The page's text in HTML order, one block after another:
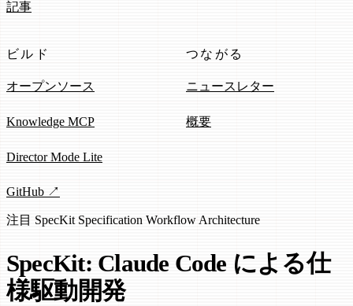
記事
ビルド
オープンソース
Knowledge MCP
Director Mode Lite
GitHub ↗
つながる
ニュースレター
概要
注目 SpecKit Specification Workflow Architecture
SpecKit: Claude Code による仕
様駆動開発